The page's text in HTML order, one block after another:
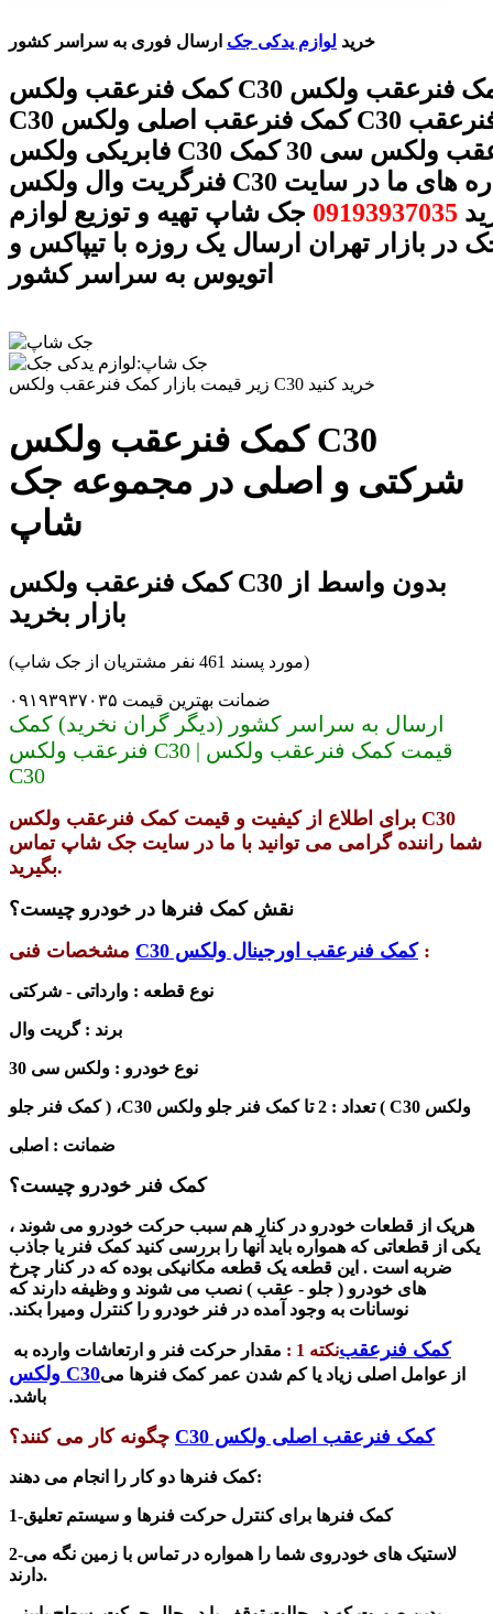
خرید لوازم یدکی جک ارسال فوری به سراسر کشور
کمک فنرعقب ولکس C30 قیمت کمک فنرعقب ولکس
C30 کمک فنرعقب اصلی ولکس C30 کمک فنرعقب
فابریکی ولکس C30 کمک فنرعقب ولکس سی 30 کمک
فنرگریت وال ولکس C30 با شماره های ما در سایت
09193937035 جک شاپ تهیه و توزیع لوازم
در بازار تهران ارسال یک روزه با تیپاکس و
اتویوس به سراسر کشور
زیر قیمت بازار کمک فنرعقب ولکس C30 خرید کنید
کمک فنرعقب ولکس C30
شرکتی و اصلی در مجموعه جک
شاپ
کمک فنرعقب ولکس C30 بدون واسط از
بازار بخرید
(مورد پسند 461 نفر مشتریان از جک شاپ)
ضمانت بهترین قیمت ۰۹۱۹۳۹۳۷۰۳۵
ارسال به سراسر کشور (دیگر گران نخرید) کمک
فنرعقب ولکس C30 | قیمت کمک فنرعقب ولکس
C30
برای اطلاع از کیفیت و قیمت کمک فنرعقب ولکس C30
شما راننده گرامی می توانید با ما در سایت جک شاپ تماس
بگیرید.
نقش کمک فنرها در خودرو چیست؟
کمک فنرعقب اورجینال ولکس C30:
نوع قطعه : وارداتی - شرکتی
برند : گریت وال
نوع خودرو : ولکس سی 30
تعداد : 2 تا کمک فنر جلو ولکس C30 ، ( کمک فنر جلو ولکس C30 )
ضمانت : اصلی
کمک فنر خودرو چیست؟
هریک از قطعات خودرو در کنار هم سبب حرکت خودرو می شوند ،
یکی از قطعاتی که همواره باید آنها را بررسی کنید کمک فنر یا جاذب
ضربه است . این قطعه یک قطعه مکانیکی بوده که در کنار چرخ
های خودرو ( جلو - عقب ) نصب می شوند و وظیفه دارند که
نوسانات به وجود آمده در فنر خودرو را کنترل ومیرا بکند.
نکته 1 : مقدار حرکت فنر و ارتعاشات وارده به
کمک فنرعقب
ولکس C30از عوامل اصلی زیاد یا کم شدن عمر کمک فنرها می
باشد.
کمک فنرعقب اصلی ولکس C30 چگونه کار می کنند؟
کمک فنرها دو کار را انجام می دهند:
1-کمک فنرها برای کنترل حرکت فنرها و سیستم تعلیق
2-لاستیک های خودروی شما را همواره در تماس با زمین نگه می
دارند.